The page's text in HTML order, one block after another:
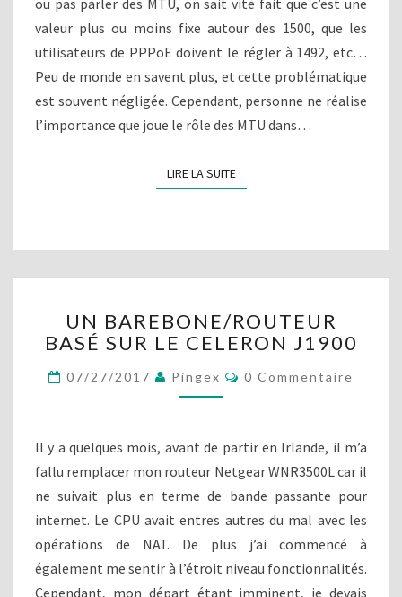
U
S
S
ou pas parler des MTU, on sait vite fait que c’est une
valeur plus ou moins fixe autour des 1500, que les
utilisateurs de PPPoE doivent le régler à 1492, etc…
Peu de monde en savent plus, et cette problématique
est souvent négligée. Cependant, personne ne réalise
l’importance que joue le rôle des MTU dans…
LIRE LA SUITELIRE LA SUITE
N
B
R
E
O
E
/
R
O
T
UN BAREBONE/ROUTEUR
BASÉ SUR LE CELERON J1900
07/27/2017 Pingex
C
O
N
T
A
I
R
S
0 Commentaire
Il y a quelques mois, avant de partir en Irlande, il m’a
fallu remplacer mon routeur Netgear WNR3500L car il
ne suivait plus en terme de bande passante pour
internet. Le CPU avait entres autres du mal avec les
opérations de NAT. De plus j’ai commencé à
également me sentir à l’étroit niveau fonctionnalités.
Cependant, mon départ étant imminent, je devais